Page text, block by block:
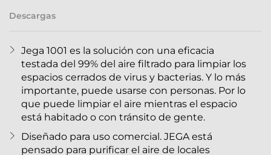
Descargas
Jega 1001 es la solución con una eficacia
testada del 99% del aire filtrado para limpiar los
espacios cerrados de virus y bacterias. Y lo más
importante, puede usarse con personas. Por lo
que puede limpiar el aire mientras el espacio
está habitado o con tránsito de gente.
Diseñado para uso comercial. JEGA está
pensado para purificar el aire de locales